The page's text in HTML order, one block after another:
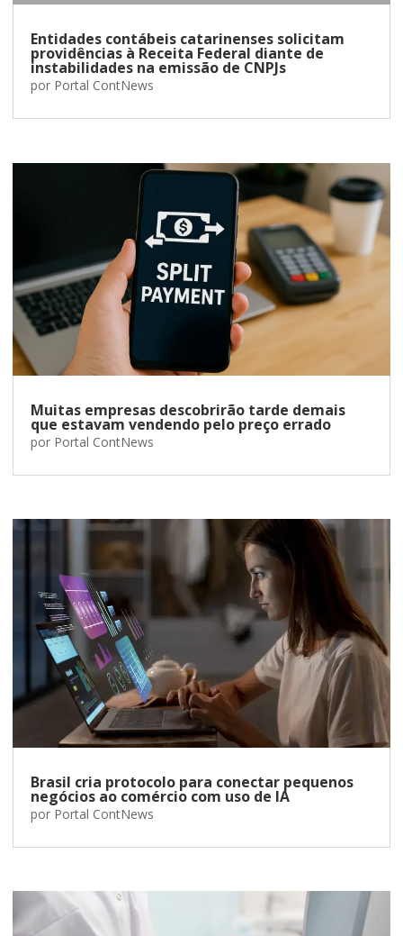
Entidades contábeis catarinenses solicitam
providências à Receita Federal diante de
instabilidades na emissão de CNPJs
por Portal ContNews
Muitas empresas descobrirão tarde demais
que estavam vendendo pelo preço errado
por Portal ContNews
Brasil cria protocolo para conectar pequenos
negócios ao comércio com uso de IA
por Portal ContNews